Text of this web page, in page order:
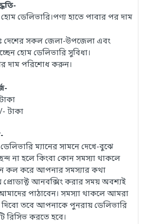
হোম ডেলিভারি।পণ্য হাতে পাবার পর দাম
দেশের সকল জেলা-উপজেলা এবং
হোম ডেলিভারি সুবিধা।
দাম পরিশোধ করুন।
টাকা
ম্যানের সামনে দেখে-বুঝে
না হলে কিংবা কোন সমস্যা থাকলে
কল করে আপনার সমস্যার কথা
প্রোডাক্ট আনবক্সিং করার সময় অবশ্যই
পাঠাবেন। সমস্যা থাকলে আমরা
দিবো তবে আপনাকে পুনরায় ডেলিভারি
রিসিভ করতে হবে।